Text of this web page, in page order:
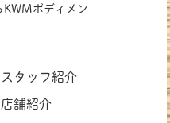
KWMボディメン
スタッフ紹介
店舗紹介